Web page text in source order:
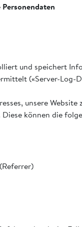
und speichert
(«Server-Log-
unsere Website
können die